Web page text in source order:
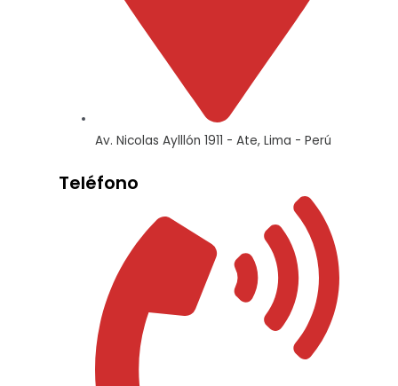
Av. Nicolas Aylllón 1911 - Ate, Lima - Perú
Teléfono